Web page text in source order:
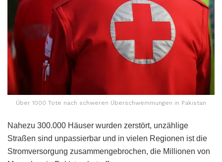
Über 1000 Tote nach schweren Überschwemmungen in Pakistan
Nahezu 300.000 Häuser wurden zerstört, unzählige
Straßen sind unpassierbar und in vielen Regionen ist die
Stromversorgung zusammengebrochen, die Millionen von